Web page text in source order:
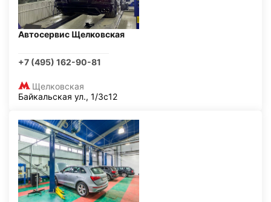
Автосервис Щелковская
+7 (495) 162-90-81
Щелковская
Байкальская ул., 1/3с12